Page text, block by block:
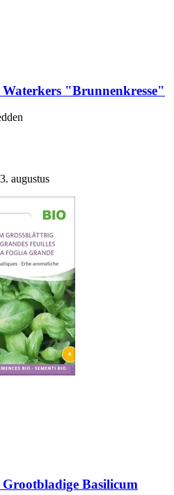
Waterkers "Brunnenkresse"
augustus
Grootbladige Basilicum